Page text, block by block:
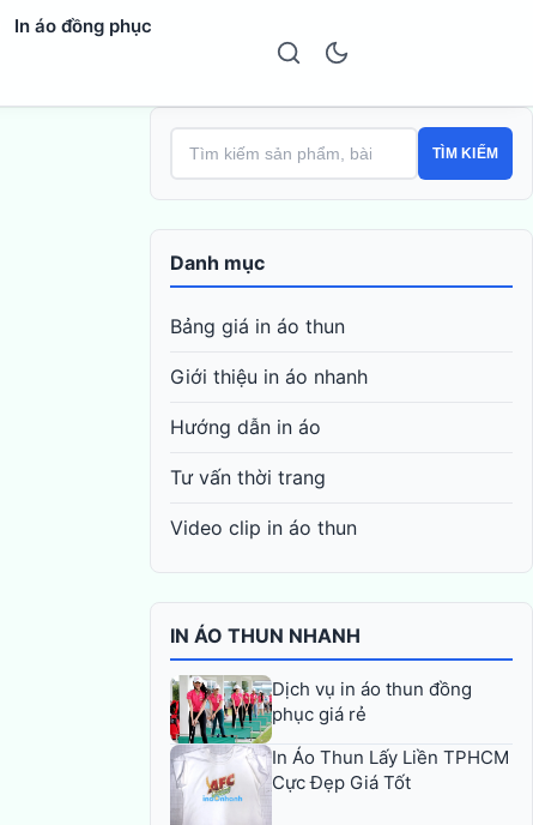
In áo đồng phục
TÌM KIẾM
Danh mục
Bảng giá in áo thun
Giới thiệu in áo nhanh
Hướng dẫn in áo
Tư vấn thời trang
Video clip in áo thun
IN ÁO THUN NHANH
Dịch vụ in áo thun đồng
phục giá rẻ
In Áo Thun Lấy Liền TPHCM
Cực Đẹp Giá Tốt